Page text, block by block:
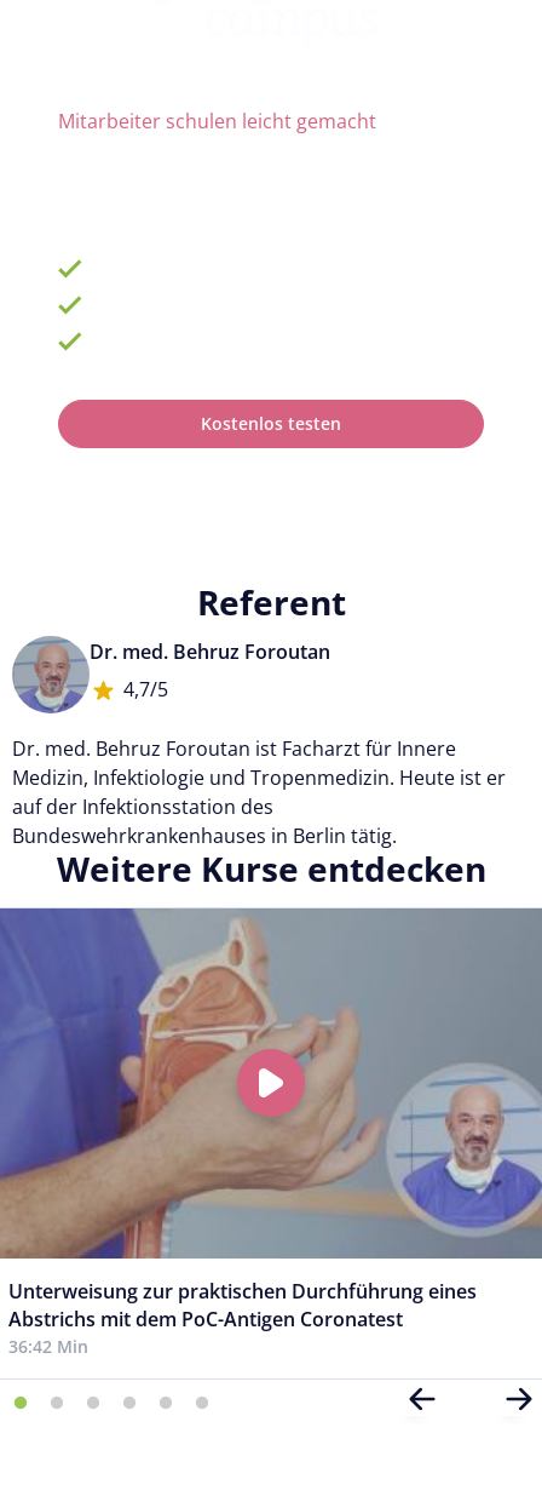
Mitarbeiter schulen leicht gemacht
Kostenlos testen
Referent
Dr. med. Behruz Foroutan
4,7/5
Dr. med. Behruz Foroutan ist Facharzt für Innere
Medizin, Infektiologie und Tropenmedizin. Heute ist er
auf der Infektionsstation des
Bundeswehrkrankenhauses in Berlin tätig.
Weitere Kurse entdecken
Unterweisung zur praktischen Durchführung eines
Abstrichs mit dem PoC-Antigen Coronatest
36:42 Min